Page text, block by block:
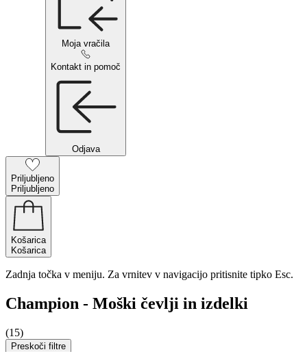
Moja vračila
Kontakt in pomoč
Odjava
Priljubljeno
Priljubljeno
Košarica
Košarica
Zadnja točka v meniju. Za vrnitev v navigacijo pritisnite tipko Esc.
Champion - Moški čevlji in izdelki
(15)
Preskoči filtre